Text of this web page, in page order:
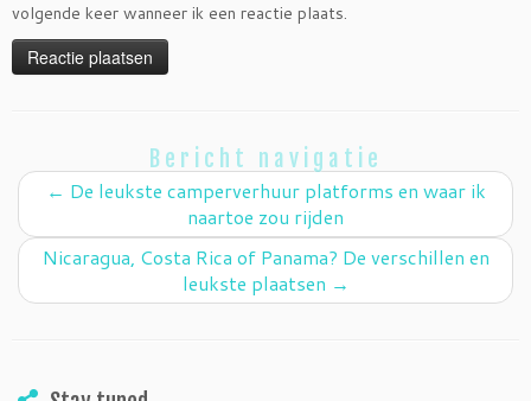
volgende keer wanneer ik een reactie plaats.
Bericht navigatie
← De leukste camperverhuur platforms en waar ik
naartoe zou rijden
Nicaragua, Costa Rica of Panama? De verschillen en
leukste plaatsen →